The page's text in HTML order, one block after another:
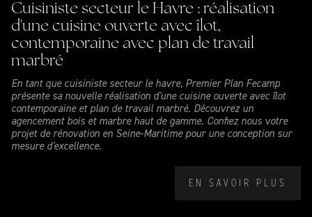
Cuisiniste secteur le Havre : réalisation
d'une cuisine ouverte avec îlot,
contemporaine avec plan de travail
marbré
En tant que cuisiniste secteur le havre, Premier Plan Fecamp
présente sa nouvelle réalisation d'une cuisine ouverte avec îlot
contemporaine et plan de travail marbré. Découvrez un
agencement bois et marbre haut de gamme. Confiez nous votre
projet de rénovation en Seine-Maritime pour une conception sur
mesure d'excellence.
EN SAVOIR PLUS